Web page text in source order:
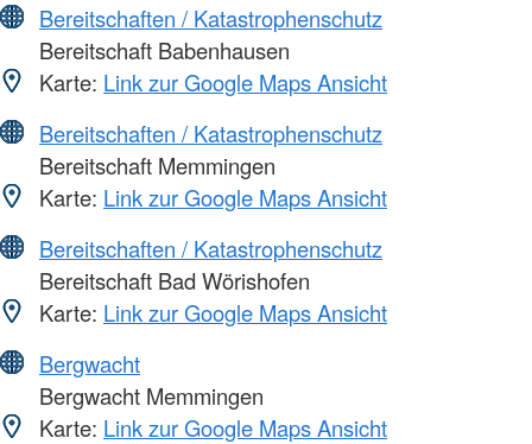
Bereitschaften / Katastrophenschutz
Bereitschaft Babenhausen
Karte: Link zur Google Maps Ansicht
Bereitschaften / Katastrophenschutz
Bereitschaft Memmingen
Karte: Link zur Google Maps Ansicht
Bereitschaften / Katastrophenschutz
Bereitschaft Bad Wörishofen
Karte: Link zur Google Maps Ansicht
Bergwacht
Bergwacht Memmingen
Karte: Link zur Google Maps Ansicht